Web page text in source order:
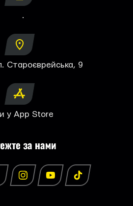
.
Староєврейська, 9
у App Store
за нами